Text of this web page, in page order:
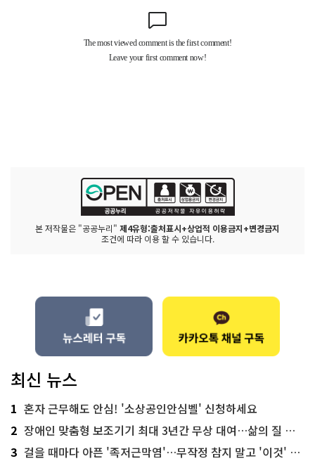
본 저작물은 "공공누리" 제4유형:출처표시+상업적 이용금지+변경금지
조건에 따라 이용 할 수 있습니다.
최신 뉴스
1 혼자 근무해도 안심! '소상공인안심벨' 신청하세요
2 장애인 맞춤형 보조기기 최대 3년간 무상 대여…삶의 질 높인다
3 걸을 때마다 아픈 '족저근막염'…무작정 참지 말고 '이것' 해보세요!